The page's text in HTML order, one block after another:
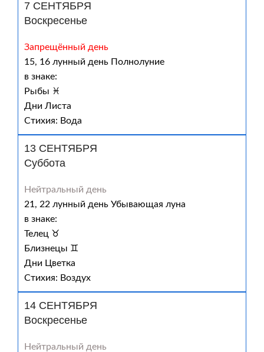
7 СЕНТЯБРЯ
Воскресенье
Запрещённый день
15, 16 лунный день Полнолуние
в знаке:
Рыбы ♓
Дни Листа
Стихия: Вода
13 СЕНТЯБРЯ
Суббота
Нейтральный день
21, 22 лунный день Убывающая луна
в знаке:
Телец ♉
Близнецы ♊
Дни Цветка
Стихия: Воздух
14 СЕНТЯБРЯ
Воскресенье
Нейтральный день